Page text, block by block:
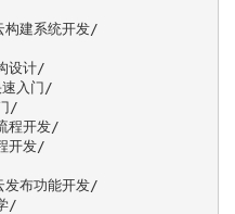
构建系统开发/
设计/
入门/
/
程开发/
开发/
发布功能开发/
/